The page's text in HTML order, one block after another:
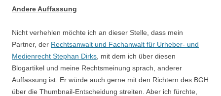
Andere Auffassung
Nicht verhehlen möchte ich an dieser Stelle, dass mein
Partner, der Rechtsanwalt und Fachanwalt für Urheber- und
Medienrecht Stephan Dirks , mit dem ich über diesen
Blogartikel und meine Rechtsmeinung sprach, anderer
Auffassung ist. Er würde auch gerne mit den Richtern des BGH
über die Thumbnail-Entscheidung streiten. Aber ich fürchte,